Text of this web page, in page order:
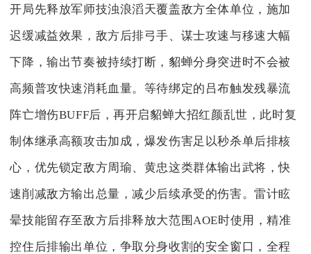
开局先释放军师技浊浪滔天覆盖敌方全体单位，施加
迟缓减益效果，敌方后排弓手、谋士攻速与移速大幅
下降，输出节奏被持续打断，貂蝉分身突进时不会被
高频普攻快速消耗血量。等待绑定的吕布触发残暴流
阵亡增伤BUFF后，再开启貂蝉大招红颜乱世，此时复
制体继承高额攻击加成，爆发伤害足以秒杀单后排核
心，优先锁定敌方周瑜、黄忠这类群体输出武将，快
速削减敌方输出总量，减少后续承受的伤害。雷计眩
晕技能留存至敌方后排释放大范围AOE时使用，精准
控住后排输出单位，争取分身收割的安全窗口，全程